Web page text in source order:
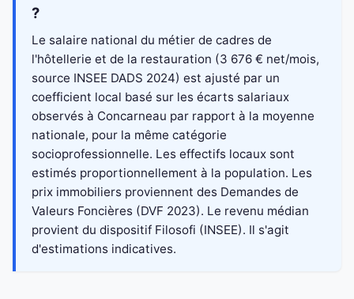
?
Le salaire national du métier de cadres de
l'hôtellerie et de la restauration (3 676 € net/mois,
source INSEE DADS 2024) est ajusté par un
coefficient local basé sur les écarts salariaux
observés à Concarneau par rapport à la moyenne
nationale, pour la même catégorie
socioprofessionnelle. Les effectifs locaux sont
estimés proportionnellement à la population. Les
prix immobiliers proviennent des Demandes de
Valeurs Foncières (DVF 2023). Le revenu médian
provient du dispositif Filosofi (INSEE). Il s'agit
d'estimations indicatives.